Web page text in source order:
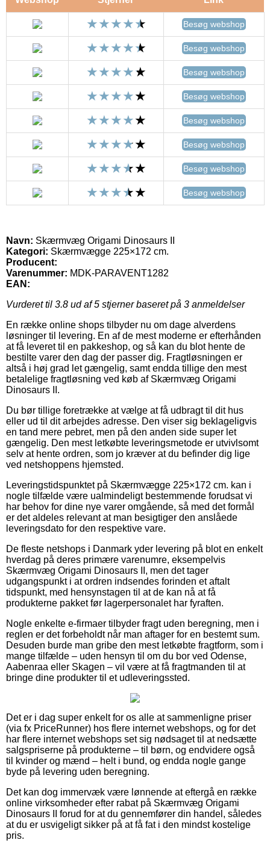
Besøg webshop
Besøg webshop
Besøg webshop
Besøg webshop
Besøg webshop
Besøg webshop
Besøg webshop
Besøg webshop
Navn: Skærmvæg Origami Dinosaurs II
Kategori: Skærmvægge 225×172 cm.
Producent:
Varenummer: MDK-PARAVENT1282
EAN:
Vurderet til 3.8 ud af 5 stjerner baseret på 3 anmeldelser
En række online shops tilbyder nu om dage alverdens
løsninger til levering. En af de mest moderne er efterhånden
at få leveret til en pakkeshop, og så kan du blot hente de
bestilte varer den dag der passer dig. Fragtløsningen er
altså i høj grad let gængelig, samt endda tillige den mest
betalelige fragtløsning ved køb af Skærmvæg Origami
Dinosaurs II.
Du bør tillige foretrække at vælge at få udbragt til dit hus
eller ud til dit arbejdes adresse. Den viser sig beklageligvis
en tand mere pebret, men på den anden side super let
gængelig. Den mest letkøbte leveringsmetode er utvivlsomt
selv at hente ordren, som jo kræver at du befinder dig lige
ved netshoppens hjemsted.
Leveringstidspunktet på Skærmvægge 225×172 cm. kan i
nogle tilfælde være ualmindeligt bestemmende forudsat vi
har behov for dine nye varer omgående, så med det formål
er det aldeles relevant at man besigtiger den anslåede
leveringsdato for den respektive vare.
De fleste netshops i Danmark yder levering på blot en enkelt
hverdag på deres primære varenumre, eksempelvis
Skærmvæg Origami Dinosaurs II, men det tager
udgangspunkt i at ordren indsendes forinden et aftalt
tidspunkt, med hensynstagen til at de kan nå at få
produkterne pakket før lagerpersonalet har fyraften.
Nogle enkelte e-firmaer tilbyder fragt uden beregning, men i
reglen er det forbeholdt når man aftager for en bestemt sum.
Desuden burde man gribe den mest letkøbte fragtform, som i
mange tilfælde – uden hensyn til om du bor ved Odense,
Aabenraa eller Skagen – vil være at få fragtmanden til at
bringe dine produkter til et udleveringssted.
Det er i dag super enkelt for os alle at sammenligne priser
(via fx PriceRunner) hos flere internet webshops, og for det
har flere internet webshops set sig nødsaget til at nedsætte
salgspriserne på produkterne – til børn, og endvidere også
til kvinder og mænd – helt i bund, og endda nogle gange
byde på levering uden beregning.
Det kan dog immervæk være lønnende at eftergå en række
online virksomheder efter rabat på Skærmvæg Origami
Dinosaurs II forud for at du gennemfører din handel, således
at du er usvigeligt sikker på at få fat i den mindst kostelige
pris.